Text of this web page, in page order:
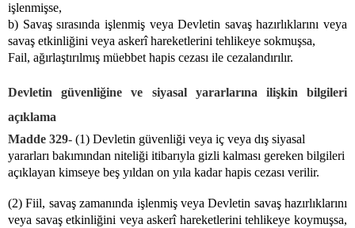
işlenmişse,
b) Savaş sırasında işlenmiş veya Devletin savaş hazırlıklarını veya
savaş etkinliğini veya askerî hareketlerini tehlikeye sokmuşsa,
Fail, ağırlaştırılmış müebbet hapis cezası ile cezalandırılır.
Devletin güvenliğine ve siyasal yararlarına ilişkin bilgileri
açıklama
Madde 329- (1) Devletin güvenliği veya iç veya dış siyasal
yararları bakımından niteliği itibarıyla gizli kalması gereken bilgileri
açıklayan kimseye beş yıldan on yıla kadar hapis cezası verilir.
(2) Fiil, savaş zamanında işlenmiş veya Devletin savaş hazırlıklarını
veya savaş etkinliğini veya askerî hareketlerini tehlikeye koymuşsa,